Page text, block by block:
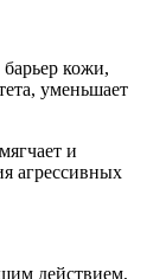
кожи,
уменьшает
и
агрессивных
действием,